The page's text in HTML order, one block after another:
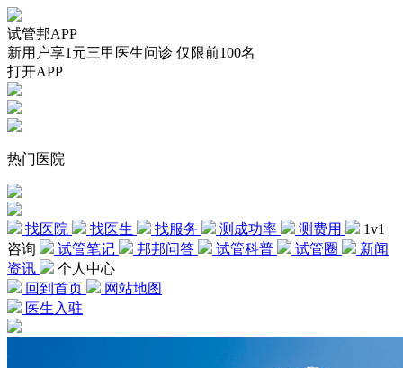
试管邦APP
新用户享1元三甲医生问诊 仅限前100名
打开APP
热门医院
找医院 找医生 找服务 测成功率 测费用
1v1
咨询
试管笔记 邦邦问答 试管科普 试管圈
新闻
资讯
个人中心
回到首页
网站地图
医生入驻